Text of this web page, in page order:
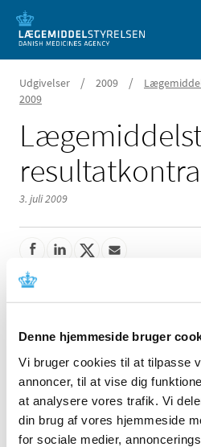
Denne hjemmeside bruger
Vi bruger cookies til at tilpasse
annoncer, til at vise dig
at analysere vores trafik. Vi
din brug af vores hjemmeside
for sociale medier,
Udgivelser / 2009 /
2009
3. juli 2009
Lægemiddelstyrelsen har
gælder for 2009. Kontrakten
Lægemiddelstyrelsens opgaver.
vægt på, at de opstillede mål er
Lægemiddelstyrelsens strategi.
Lægemiddelstyrelsens